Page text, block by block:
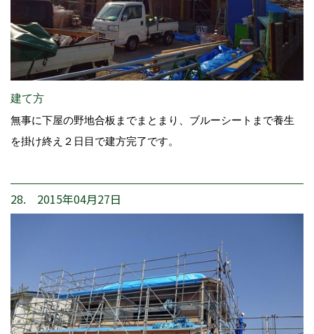
建て方
無事に下屋の野地合板までまとまり、ブルーシートまで養生
を掛け終え２日目で建方完了です。
28. 2015年04月27日